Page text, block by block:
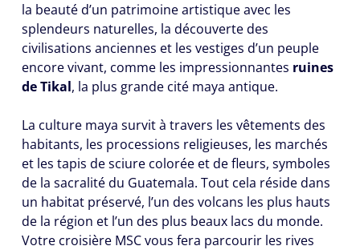
la beauté d’un patrimoine artistique avec les
splendeurs naturelles, la découverte des
civilisations anciennes et les vestiges d’un peuple
encore vivant, comme les impressionnantes ruines
de Tikal, la plus grande cité maya antique.
La culture maya survit à travers les vêtements des
habitants, les processions religieuses, les marchés
et les tapis de sciure colorée et de fleurs, symboles
de la sacralité du Guatemala. Tout cela réside dans
un habitat préservé, l’un des volcans les plus hauts
de la région et l’un des plus beaux lacs du monde.
Votre croisière MSC vous fera parcourir les rives